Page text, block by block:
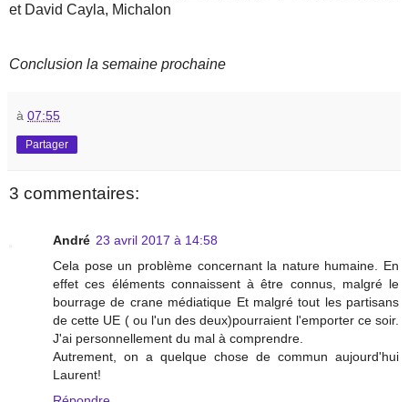
et David Cayla, Michalon
Conclusion la semaine prochaine
à 07:55
Partager
3 commentaires:
André 23 avril 2017 à 14:58
Cela pose un problème concernant la nature humaine. En
effet ces éléments connaissent à être connus, malgré le
bourrage de crane médiatique Et malgré tout les partisans
de cette UE ( ou l'un des deux)pourraient l'emporter ce soir.
J'ai personnellement du mal à comprendre.
Autrement, on a quelque chose de commun aujourd'hui
Laurent!